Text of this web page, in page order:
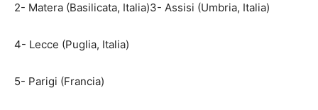
2- Matera (Basilicata, Italia)3- Assisi (Umbria, Italia)
4- Lecce (Puglia, Italia)
5- Parigi (Francia)